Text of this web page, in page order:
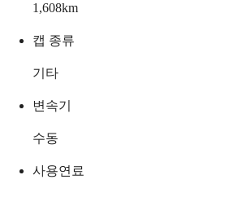
1,608km
캡 종류
기타
변속기
수동
사용연료